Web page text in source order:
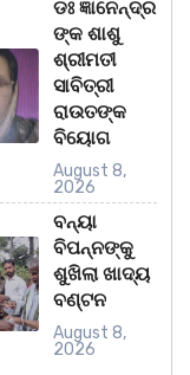
ଡଃ ଜ୍ଞାନେନ୍ଦ୍ର
ଙ୍କ ଶାଶୁ
ଶ୍ରୀମତୀ
ସାବିତ୍ରୀ
ରାଉତଙ୍କ
ବିୟୋଗ
August 8,
2026
ବନ୍ୟା
ବିପନ୍ନଙ୍କୁ
ଶୁଖିଲା ଖାଦ୍ୟ
ବଣ୍ଟନ
August 8,
2026